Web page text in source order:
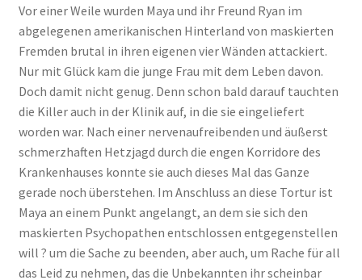
Vor einer Weile wurden Maya und ihr Freund Ryan im
abgelegenen amerikanischen Hinterland von maskierten
Fremden brutal in ihren eigenen vier Wänden attackiert.
Nur mit Glück kam die junge Frau mit dem Leben davon.
Doch damit nicht genug. Denn schon bald darauf tauchten
die Killer auch in der Klinik auf, in die sie eingeliefert
worden war. Nach einer nervenaufreibenden und äußerst
schmerzhaften Hetzjagd durch die engen Korridore des
Krankenhauses konnte sie auch dieses Mal das Ganze
gerade noch überstehen. Im Anschluss an diese Tortur ist
Maya an einem Punkt angelangt, an dem sie sich den
maskierten Psychopathen entschlossen entgegenstellen
will ? um die Sache zu beenden, aber auch, um Rache für all
das Leid zu nehmen, das die Unbekannten ihr scheinbar